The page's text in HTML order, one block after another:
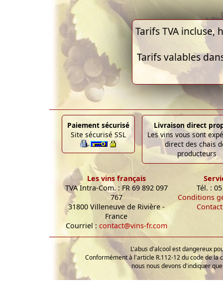
Tarifs TVA
Tarifs valables
Paiement sécurisé
Site sécurisé SSL
Livraison direct
Les vins vous sont
direct des chais
producteurs
Les vins français
TVA Intra-Com. : FR 69 892 097
767
31800 Villeneuve de Rivière -
France
Courriel : contact@vins-fr.com
Tél. :
Conditions
Contact
L'abus d'alcool est dangereux
Conformément à l'article R.112-12 du code de la
nous nous devons d'indiquer